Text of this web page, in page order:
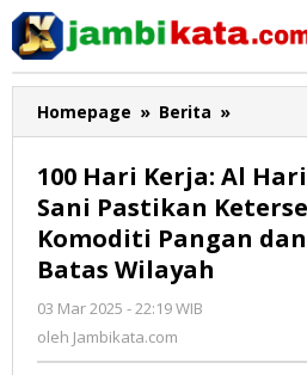
Lewati
konten
Homepage » Berita »
Hari
Kerja:
Al
Haris
-
100 Hari Kerja: Al
Sani Pastikan
Komoditi Pangan
Batas Wilayah
03 Mar 2025 - 22:19 WIB
oleh Jambikata.com